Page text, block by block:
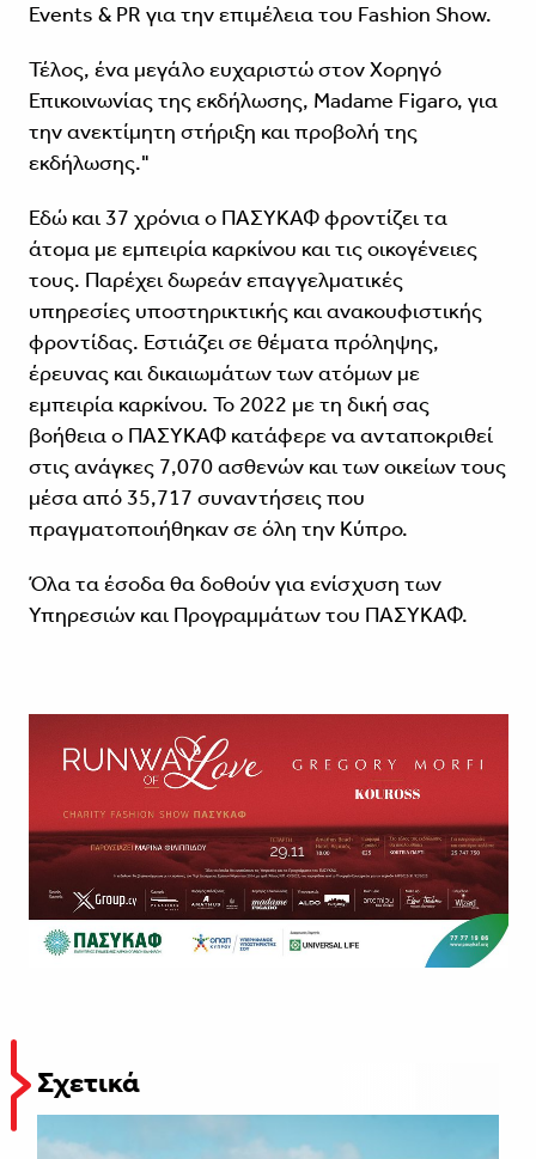
Events & PR για την επιμέλεια του Fashion Show.
Τέλος, ένα μεγάλο ευχαριστώ στον Χορηγό
Επικοινωνίας της εκδήλωσης, Madame Figaro, για
την ανεκτίμητη στήριξη και προβολή της
εκδήλωσης."
Εδώ και 37 χρόνια ο ΠΑΣΥΚΑΦ φροντίζει τα
άτομα με εμπειρία καρκίνου και τις οικογένειες
τους. Παρέχει δωρεάν επαγγελματικές
υπηρεσίες υποστηρικτικής και ανακουφιστικής
φροντίδας. Εστιάζει σε θέματα πρόληψης,
έρευνας και δικαιωμάτων των ατόμων με
εμπειρία καρκίνου. Το 2022 με τη δική σας
βοήθεια ο ΠΑΣΥΚΑΦ κατάφερε να ανταποκριθεί
στις ανάγκες 7,070 ασθενών και των οικείων τους
μέσα από 35,717 συναντήσεις που
πραγματοποιήθηκαν σε όλη την Κύπρο.
Όλα τα έσοδα θα δοθούν για ενίσχυση των
Υπηρεσιών και Προγραμμάτων του ΠΑΣΥΚΑΦ.
Σχετικά